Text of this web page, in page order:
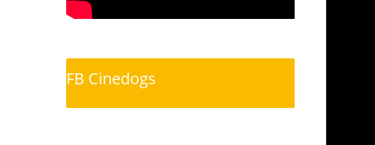
FB Cinedogs